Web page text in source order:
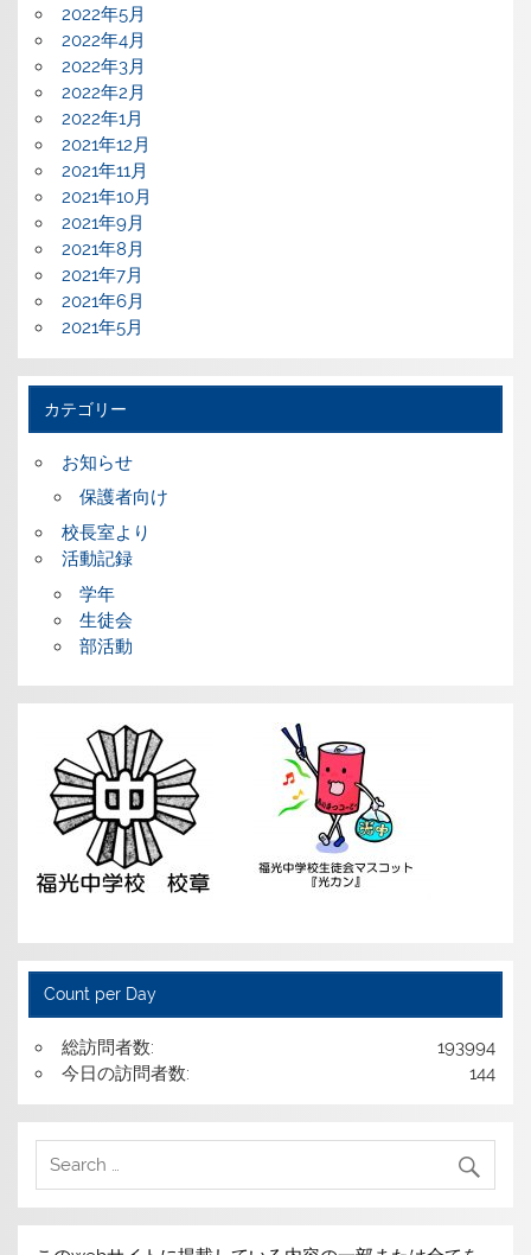
2022年5月
2022年4月
2022年3月
2022年2月
2022年1月
2021年12月
2021年11月
2021年10月
2021年9月
2021年8月
2021年7月
2021年6月
2021年5月
カテゴリー
お知らせ
保護者向け
校長室より
活動記録
学年
生徒会
部活動
Count per Day
193994
総訪問者数:
144
今日の訪問者数: